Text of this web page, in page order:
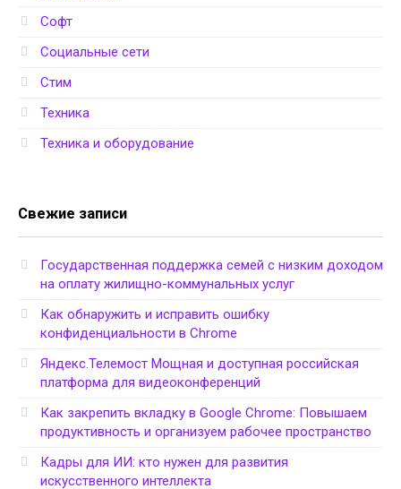
Софт
Социальные сети
Стим
Техника
Техника и оборудование
Свежие записи
Государственная поддержка семей с низким доходом
на оплату жилищно-коммунальных услуг
Как обнаружить и исправить ошибку
конфиденциальности в Chrome
Яндекс.Телемост Мощная и доступная российская
платформа для видеоконференций
Как закрепить вкладку в Google Chrome: Повышаем
продуктивность и организуем рабочее пространство
Кадры для ИИ: кто нужен для развития
искусственного интеллекта